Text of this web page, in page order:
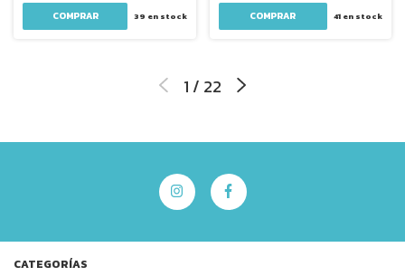
39 en stock 41 en stock
1 / 22
CATEGORÍAS